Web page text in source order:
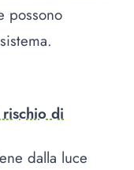
possono
di
dalla luce